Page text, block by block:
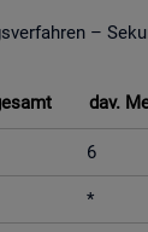
–
dav.
6
*